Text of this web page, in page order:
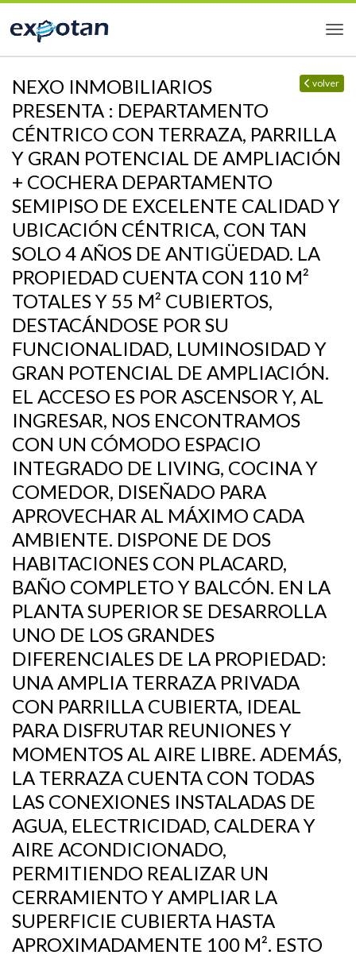
volver
NEXO INMOBILIARIOS
PRESENTA : DEPARTAMENTO
CÉNTRICO CON TERRAZA, PARRILLA
Y GRAN POTENCIAL DE AMPLIACIÓN
+ COCHERA DEPARTAMENTO
SEMIPISO DE EXCELENTE CALIDAD Y
UBICACIÓN CÉNTRICA, CON TAN
SOLO 4 AÑOS DE ANTIGÜEDAD. LA
PROPIEDAD CUENTA CON 110 M²
TOTALES Y 55 M² CUBIERTOS,
DESTACÁNDOSE POR SU
FUNCIONALIDAD, LUMINOSIDAD Y
GRAN POTENCIAL DE AMPLIACIÓN.
EL ACCESO ES POR ASCENSOR Y, AL
INGRESAR, NOS ENCONTRAMOS
CON UN CÓMODO ESPACIO
INTEGRADO DE LIVING, COCINA Y
COMEDOR, DISEÑADO PARA
APROVECHAR AL MÁXIMO CADA
AMBIENTE. DISPONE DE DOS
HABITACIONES CON PLACARD,
BAÑO COMPLETO Y BALCÓN. EN LA
PLANTA SUPERIOR SE DESARROLLA
UNO DE LOS GRANDES
DIFERENCIALES DE LA PROPIEDAD:
UNA AMPLIA TERRAZA PRIVADA
CON PARRILLA CUBIERTA, IDEAL
PARA DISFRUTAR REUNIONES Y
MOMENTOS AL AIRE LIBRE. ADEMÁS,
LA TERRAZA CUENTA CON TODAS
LAS CONEXIONES INSTALADAS DE
AGUA, ELECTRICIDAD, CALDERA Y
AIRE ACONDICIONADO,
PERMITIENDO REALIZAR UN
CERRAMIENTO Y AMPLIAR LA
SUPERFICIE CUBIERTA HASTA
APROXIMADAMENTE 100 M². ESTO